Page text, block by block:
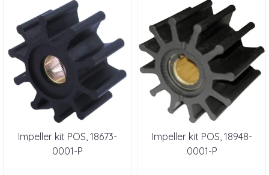
Impeller kit POS, 18673-
0001-P
Impeller kit POS, 18948-
0001-P